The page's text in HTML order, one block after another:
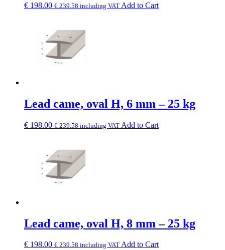
€ 198.00 € 239.58 including VAT Add to Cart
Lead came, oval H, 6 mm – 25 kg
€ 198.00 € 239.58 including VAT Add to Cart
Lead came, oval H, 8 mm – 25 kg
€ 198.00 € 239.58 including VAT Add to Cart